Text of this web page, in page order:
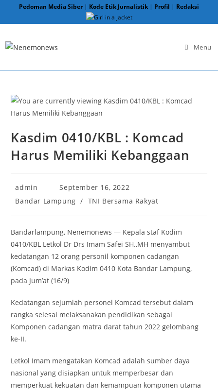
Pedoman Media Siber| Kode Etik Jurnalistik | Profil | Redaksi
Menu
Kasdim 0410/KBL : Komcad
Harus Memiliki Kebanggaan
Post
admin
Post
September 16, 2022
Post
Bandar Lampung / TNI Bersama Rakyat
Bandarlampung, Nenemonews — Kepala staf Kodim
0410/KBL Letkol Dr Drs Imam Safei SH.,MH menyambut
kedatangan 12 orang personil komponen cadangan
(Komcad) di Markas Kodim 0410 Kota Bandar Lampung,
pada Jum’at (16/9)
Kedatangan sejumlah personel Komcad tersebut dalam
rangka selesai melaksanakan pendidikan sebagai
Komponen cadangan matra darat tahun 2022 gelombang
ke-II.
Letkol Imam mengatakan Komcad adalah sumber daya
nasional yang disiapkan untuk memperbesar dan
memperkuat kekuatan dan kemampuan komponen utama